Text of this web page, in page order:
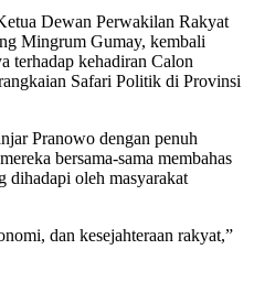
Dewan Perwakilan Rakyat
Mingrum Gumay, kembali
terhadap kehadiran Calon
Safari Politik di Provinsi
Pranowo dengan penuh
bersama-sama membahas
dihadapi oleh masyarakat
dan kesejahteraan rakyat,”